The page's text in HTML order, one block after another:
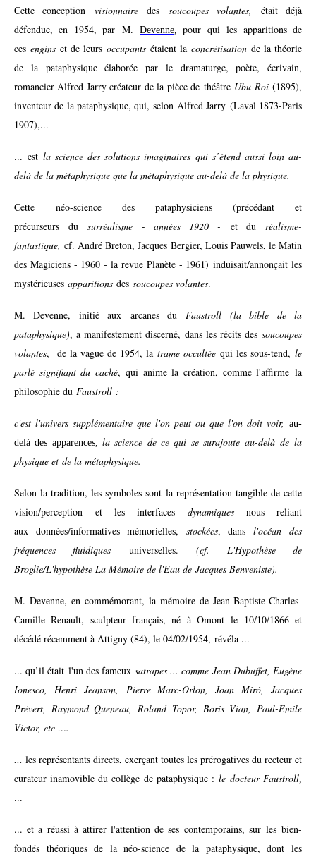
Cette conception visionnairedes soucoupes volantes, était déjà
défendue, en 1954, par M.Devenne
pour qui les apparitions de
ces engins et de leurs occupants étaient la concrétisation de la théorie
de la pataphysique élaborée par le dramaturge, poète, écrivain,
romancier Alfred Jarry créateur de la pièce de théâtre Ubu Roi(1895),
inventeur de la pataphysique, qui, selon Alfred Jarry (Laval 1873-Paris
1907),...
... est la science des solutions imaginaires qui s’étend aussi loin au-
delà de la métaphysique que la métaphysique au-delà de la physique.
Cette néo-science des pataphysiciens (précédant et
précurseurs dusurréalisme - années 1920 - et du réalisme-
fantastique, cf. André Breton, Jacques Bergier, Louis Pauwels, le Matin
des Magiciens - 1960 - la revue Planète - 1961) induisait/annonçait les
mystérieuses apparitions des soucoupes volantes.
M. Devenne, initié aux arcanes du Faustroll (la bible de la
pataphysique), a manifestement discerné, dans les récits des soucoupes
volantes, de la vague de 1954, la trame occultée qui les sous-tend, le
parlé signifiant du caché, qui anime la création, comme l'affirme la
philosophie du Faustroll :
c'est l'univers supplémentaire que l'on peut ou que l'on doit voir, au-
delà des apparences, la science de ce qui se surajoute au-delà de la
physique et de la métaphysique.
Selon la tradition, les symboles sont la représentation tangible de cette
vision/perception et les interfaces dynamiquesnous reliant
aux données/informatives mémorielles, stockées, dans l'océan des
fréquences fluidiques universelles.(cf. L'Hypothèse de
Broglie/L'hypothèse La Mémoire de l'Eau de Jacques Benveniste).
M. Devenne, en commémorant, la mémoire de Jean-Baptiste-Charles-
Camille Renault, sculpteur français, né à Omont le 10/10/1866 et
décédé récemment à Attigny (84), le 04/02/1954, révéla ...
... qu’il était l'un des fameuxsatrapes ... comme Jean Dubuffet, Eugène
Ionesco, Henri Jeanson, Pierre Marc-Orlon, Joan Mirô, Jacques
Prévert, Raymond Queneau, Roland Topor, Boris Vian, Paul-Emile
Victor, etc ….
les représentants directs, exerçant toutes les prérogatives du recteur et
curateur inamovible du collège de pataphysique : le docteur Faustroll
... et a réussi à attirer l'attention de ses contemporains, sur les bien-
fondés théoriques de la néo-science de la pataphysique, dont les